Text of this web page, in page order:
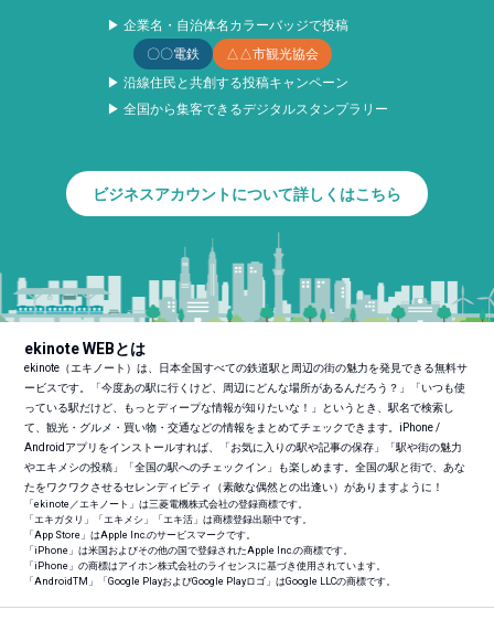
▶ 企業名・自治体名カラーバッジで投稿
〇〇電鉄
△△市観光協会
▶ 沿線住民と共創する投稿キャンペーン
▶ 全国から集客できるデジタルスタンプラリー
ビジネスアカウントについて詳しくはこちら
ekinote WEBとは
ekinote（エキノート）は、日本全国すべての鉄道駅と周辺の街の魅力を発見できる無料サ
ービスです。「今度あの駅に行くけど、周辺にどんな場所があるんだろう？」「いつも使
っている駅だけど、もっとディープな情報が知りたいな！」というとき、駅名で検索し
て、観光・グルメ・買い物・交通などの情報をまとめてチェックできます。iPhone /
Androidアプリをインストールすれば、「お気に入りの駅や記事の保存」「駅や街の魅力
やエキメシの投稿」「全国の駅へのチェックイン」も楽しめます。全国の駅と街で、あな
たをワクワクさせるセレンディピティ（素敵な偶然との出逢い）がありますように！
「ekinote／エキノート」は三菱電機株式会社の登録商標です。
「エキガタリ」「エキメシ」「エキ活」は商標登録出願中です。
「App Store」はApple Inc.のサービスマークです。
「iPhone」は米国およびその他の国で登録されたApple Inc.の商標です。
「iPhone」の商標はアイホン株式会社のライセンスに基づき使用されています。
「AndroidTM 」「Google PlayおよびGoogle Playロゴ」はGoogle LLCの商標です。